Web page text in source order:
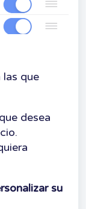
las que
desea
su